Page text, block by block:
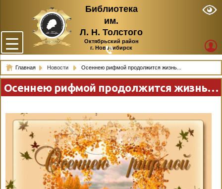
Библиотека
им.
Л. Н. Толстого
Октябрьский район
г. Новосибирск
Главная Новости Осеннею рифмой продолжится жизнь...
Осеннею рифмой продолжится жизнь…